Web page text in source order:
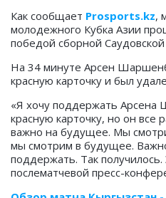
Как сообщает Prosports.kz,
молодежного Кубка Азии
победой сборной
На 34 минуте Арсен
красную карточку и был
«Я хочу поддержать Арсена
красную карточку, но он все
важно на будущее. Мы
мы смотрим в будущее.
поддержать. Так получилось.
послематчевой пресс-